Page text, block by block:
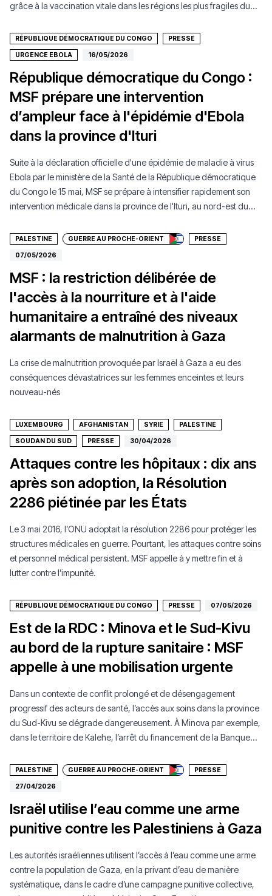
grâce à la vaccination vitale dans les régions les plus fragiles du
RÉPUBLIQUE DÉMOCRATIQUE DU CONGO PRESSE
URGENCE EBOLA 16/05/2026
République démocratique du Congo :
MSF prépare une intervention
d’ampleur face à l'épidémie d'Ebola
dans la province d'Ituri
Suite à la déclaration officielle d'une épidémie de maladie à virus
Ebola par le ministère de la Santé de la République démocratique
du Congo le 15 mai, MSF se prépare à intensifier rapidement son
intervention médicale dans la province de l'Ituri, au nord-est du
Faire un don
PALESTINE GUERRE AU PROCHE-ORIENT PRESSE
07/05/2026
MSF : la restriction délibérée de
l'accès à la nourriture et à l'aide
humanitaire a entraîné des niveaux
alarmants de malnutrition à Gaza
La crise de malnutrition provoquée par Israël à Gaza a eu des
conséquences dévastatrices sur les femmes enceintes et leurs
nouveau-nés
LUXEMBOURG AFGHANISTAN SYRIE PALESTINE
SOUDAN DU SUD PRESSE 30/04/2026
Attaques contre les hôpitaux : dix ans
après son adoption, la Résolution
2286 piétinée par les États
Le 3 mai 2016, l’ONU adoptait la résolution 2286 pour protéger les
structures médicales en guerre. Pourtant, les attaques contre soins
et personnel médical persistent. MSF appelle à y mettre fin et à
lutter contre l’impunité.
RÉPUBLIQUE DÉMOCRATIQUE DU CONGO PRESSE 07/05/2026
Est de la RDC : Minova et le Sud-Kivu
au bord de la rupture sanitaire : MSF
appelle à une mobilisation urgente
Dans un contexte de conflit prolongé et de désengagement
progressif des acteurs de santé, l’accès aux soins dans la province
du Sud-Kivu se dégrade dangereusement. À Minova par exemple,
dans le territoire de Kalehe, l’arrêt du financement de la Banque
(PMNS) a eu des conséquences immédiates sur l’accès aux soins
vitaux, et notamment pour les femmes enceintes et les nouveau-
Faire un don
PALESTINE GUERRE AU PROCHE-ORIENT PRESSE
27/04/2026
Israël utilise l’eau comme une arme
punitive contre les Palestiniens à Gaza
Les autorités israéliennes utilisent l’accès à l’eau comme une arme
contre la population de Gaza, en la privant d’eau de manière
systématique, dans le cadre d’une campagne punitive collective,